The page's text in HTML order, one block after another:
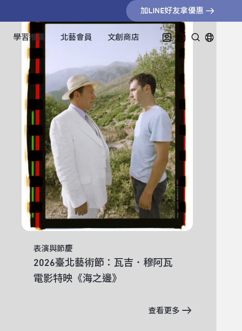
加LINE好友拿優惠
學習推廣 北藝會員 文創商店
2026臺北藝術節：陳天
灼 x 西科·塞蒂安托《海
籠》《他抓走的他》推理互動劇場
查看更多
表演與節慶
2026臺北藝術節：瓦吉．穆阿瓦
電影特映《海之邊》
查看更多